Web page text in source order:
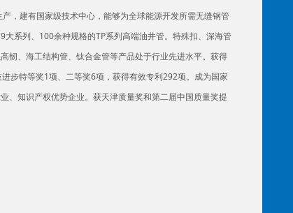
，建有国家级技术中心，能够为全球能源开发所需无缝钢管
系列、100余种规格的TP系列高端油井管。特殊扣、深海管
韧、海工结构管、钛合金管等产品处于行业先进水平。获得
步特等奖1项、二等奖6项，获得有效专利292项。成为国家
、知识产权优势企业。获天津质量奖和第二届中国质量奖提
准实施节能环保工作，获首批全国生态文化示范企业、全国绿
高压锅炉无缝钢管标准用途
高压锅炉管：执行GB3087、GB5310、DIN17175、ASME